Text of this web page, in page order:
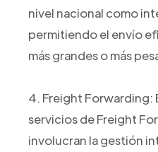
nivel nacional como
permitiendo el envío
más grandes o más
4. Freight
servicios de Freight
involucran la gestión